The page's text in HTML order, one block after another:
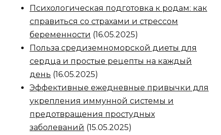
Психологическая подготовка к родам: как
справиться со страхами и стрессом
беременности (16.05.2025)
Польза средиземноморской диеты для
сердца и простые рецепты на каждый
день (16.05.2025)
Эффективные ежедневные привычки для
укрепления иммунной системы и
предотвращения простудных
заболеваний (15.05.2025)